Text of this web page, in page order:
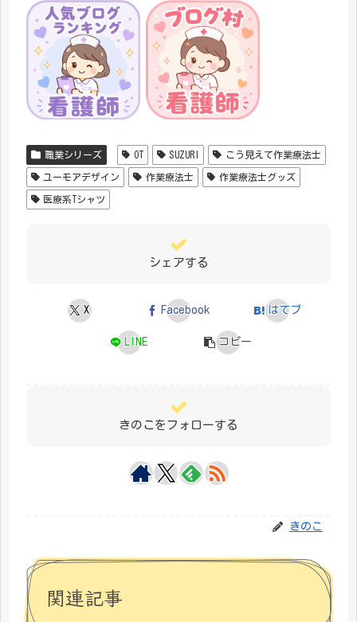
職業シリーズ OT SUZURI こう見えて作業療法士
ユーモアデザイン 作業療法士 作業療法士グッズ
医療系Tシャツ
シェアする
X Facebook はてブ
LINE コピー
きのこをフォローする
きのこ
関連記事